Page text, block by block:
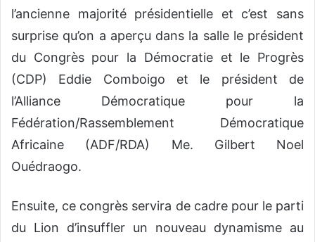
l’ancienne majorité présidentielle et c’est sans
surprise qu’on a aperçu dans la salle le président
du Congrès pour la Démocratie et le Progrès
(CDP) Eddie Comboigo et le président de
l’Alliance Démocratique pour la
Fédération/Rassemblement Démocratique
Africaine (ADF/RDA) Me. Gilbert Noel
Ouédraogo.
Ensuite, ce congrès servira de cadre pour le parti
du Lion d’insuffler un nouveau dynamisme au